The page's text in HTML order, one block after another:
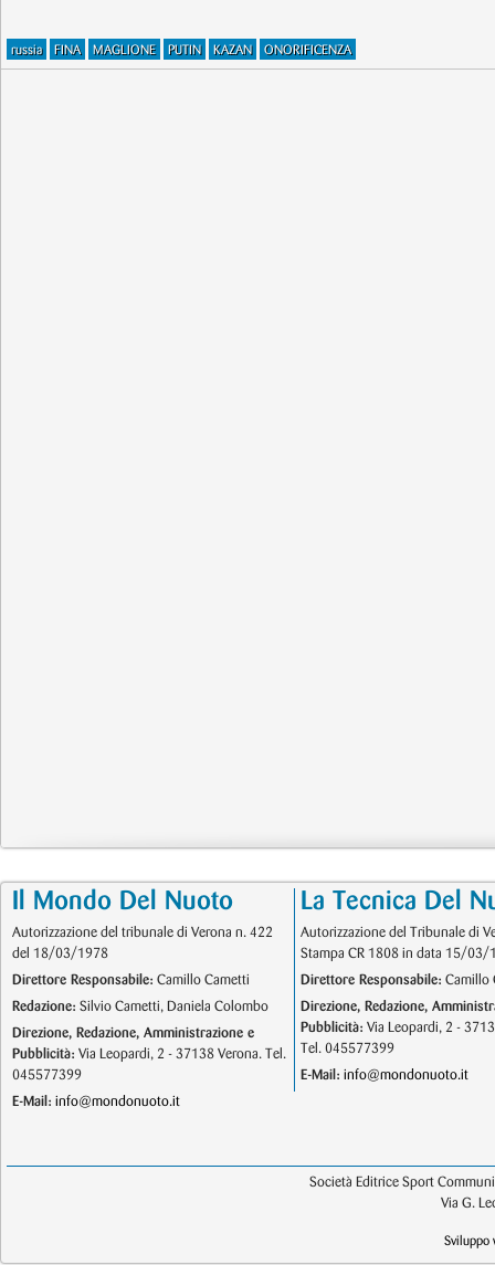
russia FINA MAGLIONE PUTIN KAZAN ONORIFICENZA
Il Mondo Del Nuoto
Autorizzazione del tribunale di Verona n. 422
del 18/03/1978
Direttore Responsabile: Camillo Cametti
Redazione: Silvio Cametti, Daniela Colombo
Direzione, Redazione, Amministrazione e
Pubblicità: Via Leopardi, 2 - 37138 Verona. Tel.
045577399
E-Mail: info@mondonuoto.it
La Tecnica Del
Autorizzazione del Tribunale di
Stampa CR 1808 in data 15/03/
Direttore Responsabile: Camillo
Direzione, Redazione,
Pubblicità: Via Leopardi, 2 -
Tel. 045577399
E-Mail: info@mondonuoto.it
Società Editrice Sport
Via G.
Sviluppo